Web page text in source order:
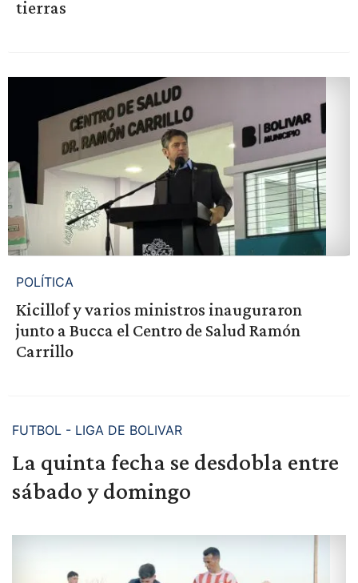
tierras
POLÍTICA
Kicillof y varios ministros inauguraron
junto a Bucca el Centro de Salud Ramón
Carrillo
FUTBOL - LIGA DE BOLIVAR
La quinta fecha se desdobla entre
sábado y domingo